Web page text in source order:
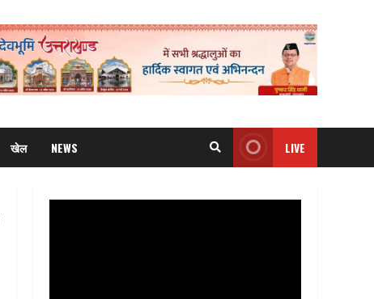
खेल NEWS LIVE